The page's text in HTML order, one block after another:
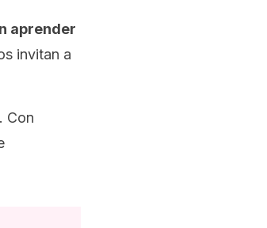
aprender
invitan a
Con